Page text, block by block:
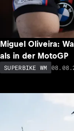
Miguel Oliveira:
als in der MotoGP
SUPERBIKE WM